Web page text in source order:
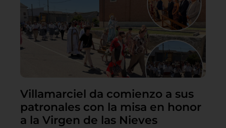
Villamarciel da comienzo a sus
patronales con la misa en honor
a la Virgen de las Nieves